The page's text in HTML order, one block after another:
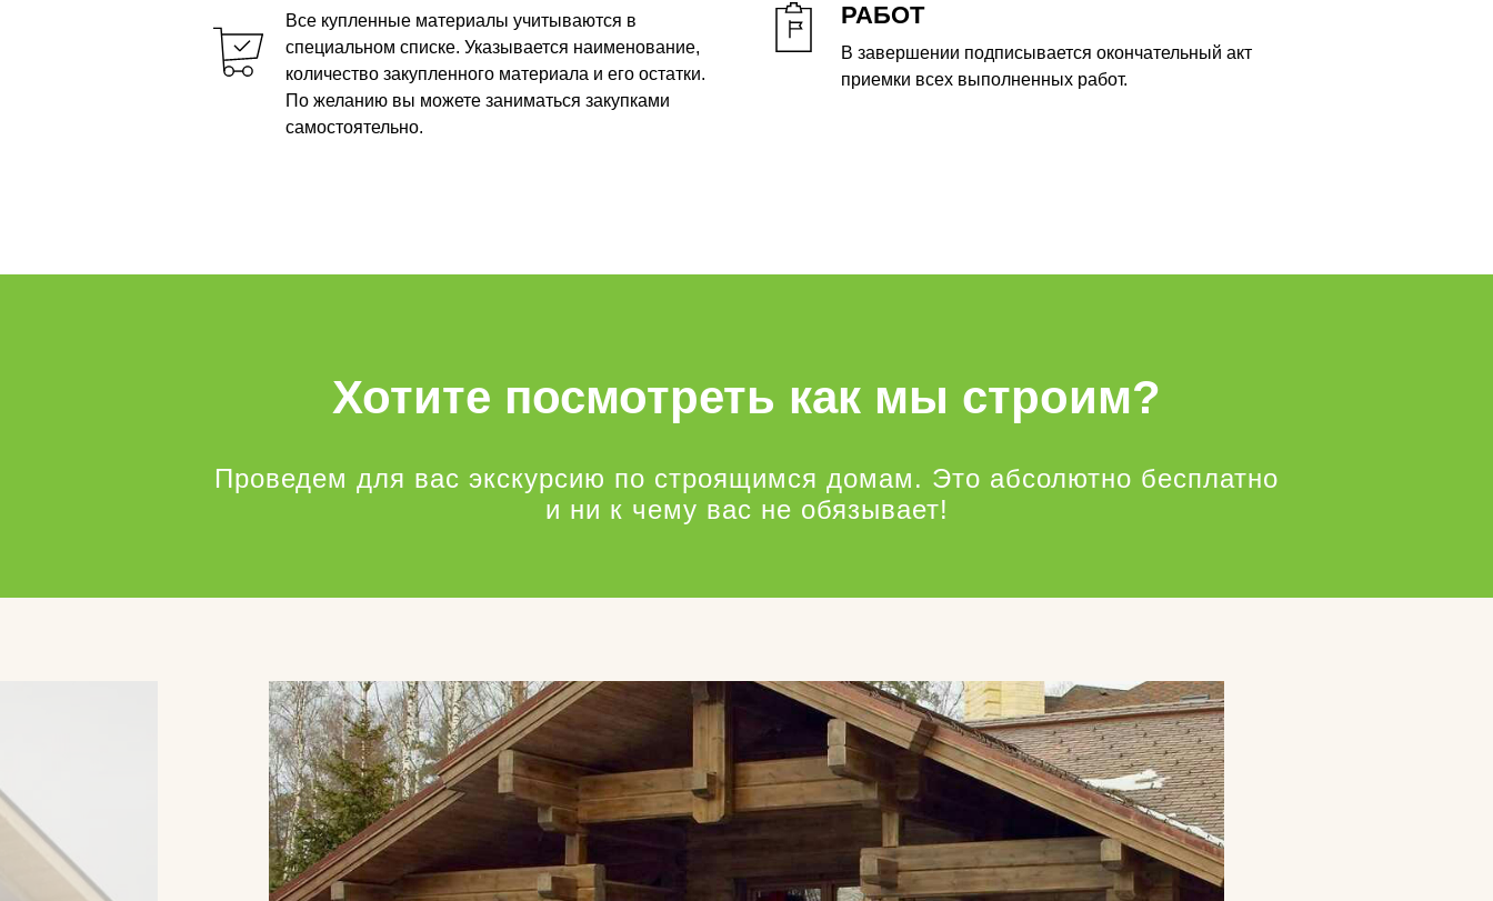
Все купленные материалы учитываются в
специальном списке. Указывается наименование,
количество закупленного материала и его остатки.
По желанию вы можете заниматься закупками
самостоятельно.
РАБОТ
В завершении подписывается окончательный акт
приемки всех выполненных работ.
Хотите посмотреть как мы строим?
Проведем для вас экскурсию по строящимся домам. Это абсолютно бесплатно
и ни к чему вас не обязывает!